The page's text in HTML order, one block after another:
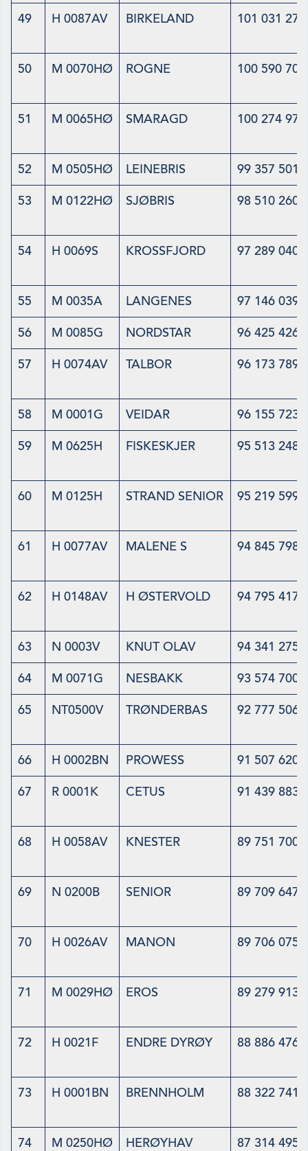
49 H 0087AV BIRKELAND 101 031 275
50 M 0070HØ ROGNE 100 590 705
51 M 0065HØ SMARAGD 100 274 975
52 M 0505HØ LEINEBRIS 99 357 501
53 M 0122HØ SJØBRIS 98 510 260
54 H 0069S KROSSFJORD 97 289 040
55 M 0035A LANGENES 97 146 039
56 M 0085G NORDSTAR 96 425 426
57 H 0074AV TALBOR 96 173 789
58 M 0001G VEIDAR 96 155 723
59 M 0625H FISKESKJER 95 513 248
60 M 0125H STRAND SENIOR 95 219 599
61 H 0077AV MALENE S 94 845 798
62 H 0148AV H ØSTERVOLD 94 795 417
63 N 0003V KNUT OLAV 94 341 275
64 M 0071G NESBAKK 93 574 700
65 NT0500V TRØNDERBAS 92 777 506
66 H 0002BN PROWESS 91 507 620
67 R 0001K CETUS 91 439 883
68 H 0058AV KNESTER 89 751 700
69 N 0200B SENIOR 89 709 647
70 H 0026AV MANON 89 706 075
71 M 0029HØ EROS 89 279 913
72 H 0021F ENDRE DYRØY 88 886 476
73 H 0001BN BRENNHOLM 88 322 741
74 M 0250HØ HERØYHAV 87 314 495